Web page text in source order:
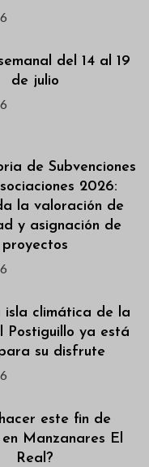
del 14 al 19
de julio
de Subvenciones
2026:
la valoración de
y asignación de
proyectos
isla climática de la
Postiguillo ya está
su disfrute
este fin de
Manzanares El
Real?